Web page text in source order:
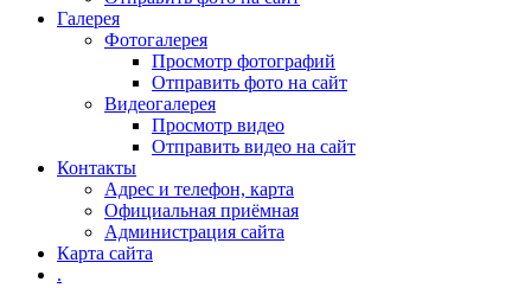
Галерея
Фотогалерея
Просмотр фотографий
Отправить фото на сайт
Видеогалерея
Просмотр видео
Отправить видео на сайт
Контакты
Адрес и телефон, карта
Официальная приёмная
Администрация сайта
Карта сайта
.